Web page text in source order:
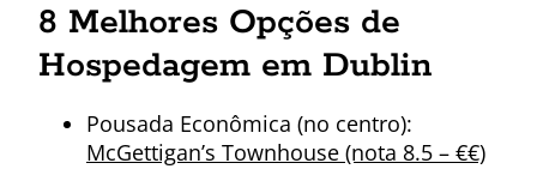
8 Melhores Opções de
Hospedagem em Dublin
Pousada Econômica (no centro):
McGettigan’s Townhouse (nota 8.5 – €€)